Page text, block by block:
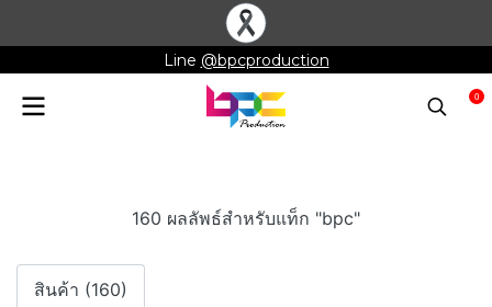
Line @bpcproduction
0
160 ผลลัพธ์สำหรับแท็ก "bpc"
สินค้า (160)